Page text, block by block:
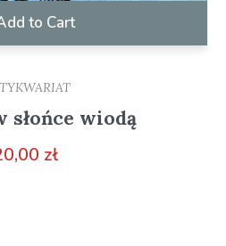
to Cart
słońce wiodą
zł